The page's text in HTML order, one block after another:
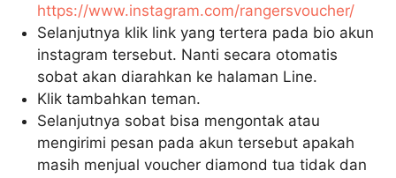
https://www.instagram.com/rangersvoucher/
Selanjutnya klik link yang tertera pada bio akun
instagram tersebut. Nanti secara otomatis
sobat akan diarahkan ke halaman Line.
Klik tambahkan teman.
Selanjutnya sobat bisa mengontak atau
mengirimi pesan pada akun tersebut apakah
masih menjual voucher diamond tua tidak dan